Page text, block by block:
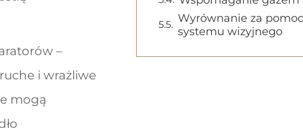
–
i wrażliwe
mogą
Wyrównanie za
systemu wizyjnego